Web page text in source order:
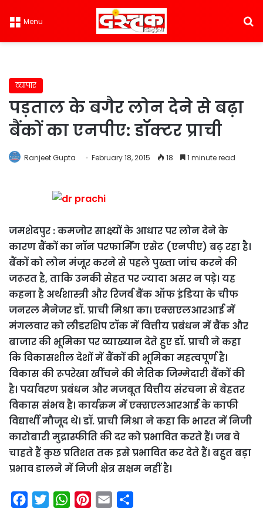
Menu
व्यापार
पड़ताल के बगैर लोन देने से बढ़ा
बैंकों का एनपीए: डॉक्टर प्राची
Ranjeet Gupta February 18, 2015 18 1 minute read
जमशेदपुर : कमजोर साक्ष्यों के आधार पर लोन देने के
कारण बैंकों का नॉन परफार्मिंग एसेट (एनपीए) बढ़ रहा है।
बैंकों को लोन मंजूर करने से पहले पुख्ता जांच करने की
जरूरत है, ताकि उनकी सेहत पर ज्यादा असर न पड़े। यह
कहना है अर्थशास्त्री और रिजर्व बैंक ऑफ इंडिया के चीफ
जनरल मैनेजर डॉ. प्राची मिश्रा का। एक्सएलआरआई में
मंगलवार को लीडरशिप टॉक में वित्तीय प्रबंधन में बैंक और
बाजार की भूमिका पर व्याख्यान देते हुए डॉ. प्राची ने कहा
कि विकासशील देशों में बैंकों की भूमिका महत्वपूर्ण है।
विकास की रूपरेखा खींचने की नैतिक जिम्मेदारी बैंकों की
है। पर्यावरण प्रबंधन और मजबूत वित्तीय संरचना से बेहतर
विकास संभव है। कार्यक्रम में एक्सएलआरआई के काफी
विद्यार्थी मौजूद थे। डॉ. प्राची मिश्रा ने कहा कि भारत में निजी
कारोबारी मुद्रास्फीति की दर को प्रभावित करते हैं। जब वे
चाहते हैं कुछ प्रतिशत तक इसे प्रभावित कर देते हैं। बहुत बड़ा
प्रभाव डालने में निजी क्षेत्र सक्षम नहीं है।
W